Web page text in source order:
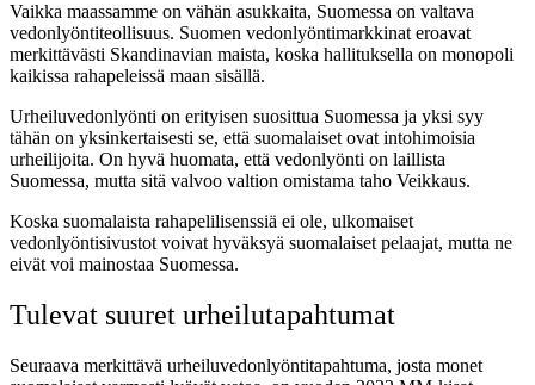
Vaikka maassamme on vähän asukkaita, Suomessa on valtava
vedonlyöntiteollisuus. Suomen vedonlyöntimarkkinat eroavat
merkittävästi Skandinavian maista, koska hallituksella on monopoli
kaikissa rahapeleissä maan sisällä.
Urheiluvedonlyönti on erityisen suosittua Suomessa ja yksi syy
tähän on yksinkertaisesti se, että suomalaiset ovat intohimoisia
urheilijoita. On hyvä huomata, että vedonlyönti on laillista
Suomessa, mutta sitä valvoo valtion omistama taho Veikkaus.
Koska suomalaista rahapelilisenssiä ei ole, ulkomaiset
vedonlyöntisivustot voivat hyväksyä suomalaiset pelaajat, mutta ne
eivät voi mainostaa Suomessa.
Tulevat suuret urheilutapahtumat
Seuraava merkittävä urheiluvedonlyöntitapahtuma, josta monet